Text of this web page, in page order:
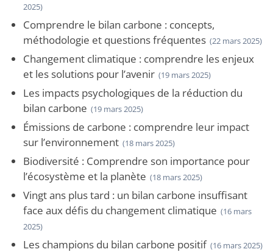
2025)
Comprendre le bilan carbone : concepts,
méthodologie et questions fréquentes (22 mars 2025)
Changement climatique : comprendre les enjeux
et les solutions pour l’avenir (19 mars 2025)
Les impacts psychologiques de la réduction du
bilan carbone (19 mars 2025)
Émissions de carbone : comprendre leur impact
sur l’environnement (18 mars 2025)
Biodiversité : Comprendre son importance pour
l’écosystème et la planète (18 mars 2025)
Vingt ans plus tard : un bilan carbone insuffisant
face aux défis du changement climatique (16 mars
2025)
Les champions du bilan carbone positif (16 mars 2025)